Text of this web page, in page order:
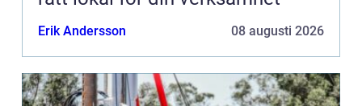
Erik Andersson 08 augusti 2026